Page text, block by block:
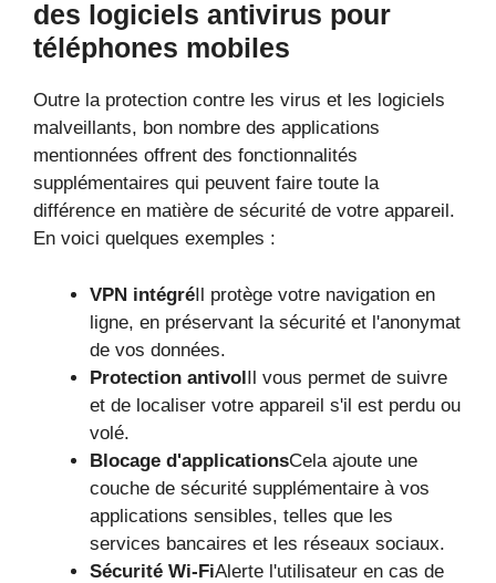
des logiciels antivirus pour
téléphones mobiles
Outre la protection contre les virus et les logiciels
malveillants, bon nombre des applications
mentionnées offrent des fonctionnalités
supplémentaires qui peuvent faire toute la
différence en matière de sécurité de votre appareil.
En voici quelques exemples :
VPN intégréIl protège votre navigation en
ligne, en préservant la sécurité et l'anonymat
de vos données.
Protection antivolIl vous permet de suivre
et de localiser votre appareil s'il est perdu ou
volé.
Blocage d'applicationsCela ajoute une
couche de sécurité supplémentaire à vos
applications sensibles, telles que les
services bancaires et les réseaux sociaux.
Sécurité Wi-FiAlerte l'utilisateur en cas de